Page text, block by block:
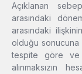
Açıklanan
arasındaki
arasındaki
olduğu sonucuna
tespite göre ve
alınmaksızın